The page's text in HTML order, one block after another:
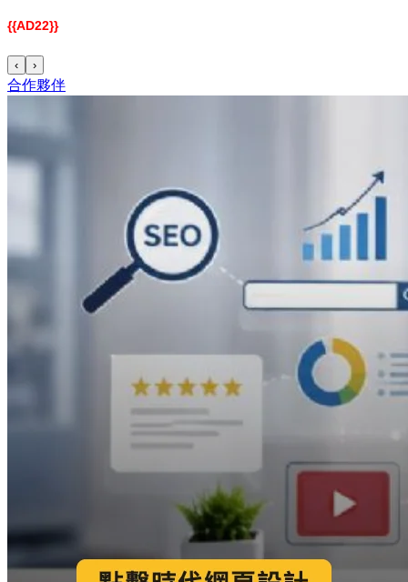
{{AD22}}
‹ ›
合作夥伴